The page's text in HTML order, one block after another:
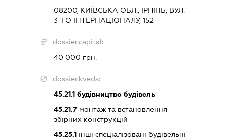
08200, КИЇВСЬКА ОБЛ., ІРПІНЬ, ВУЛ.
3-ГО ІНТЕРНАЦІОНАЛУ, 152
dossier.capital:
40 000 грн.
dossier.kveds:
45.21.1 будівництво будівель
45.21.7 монтаж та встановлення
збірних конструкцій
45.25.1 інші спеціалізовані будівельні